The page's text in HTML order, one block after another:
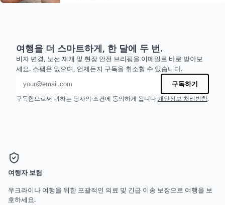
여행을 더 스마트하게, 한 달에 두 번.
비자 변경, 노선 재개 및 현장 안전 브리핑을 이메일로 바로 받아보
세요. 스팸은 없으며, 언제든지 구독을 취소할 수 있습니다.
이메일 주소
구독하기
구독함으로써 귀하는 당사의 조건에 동의하게 됩니다 개인정보 처리방침.
여행자 보험
우크라이나 여행을 위한 포괄적인 의료 및 긴급 이송 보장으로 여행을 보
호하세요.